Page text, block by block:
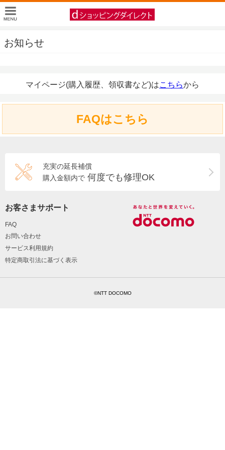
お知らせ
マイページ(購入履歴、領収書など)はこちらから
FAQはこちら
充実の延長補償
購入金額内で 何度でも修理OK
お客さまサポート
FAQ
お問い合わせ
サービス利用規約
特定商取引法に基づく表示
©NTT DOCOMO